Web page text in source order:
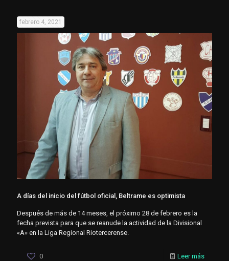
febrero 4, 2021
A días del inicio del fútbol oficial, Beltrame es optimista
Después de más de 14 meses, el próximo 28 de febrero es la
fecha prevista para que se reanude la actividad de la Divisional
«A» en la Liga Regional Riotercerense.
0 Leer más